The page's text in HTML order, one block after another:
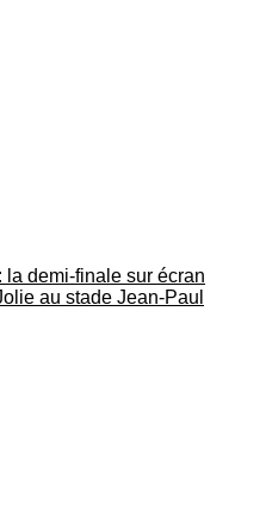
la demi-finale sur écran
au stade Jean-Paul